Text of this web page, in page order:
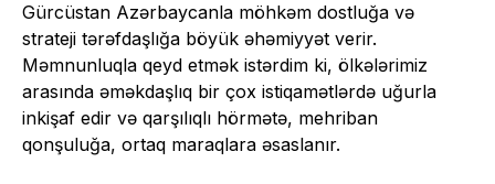
Gürcüstan Azərbaycanla möhkəm dostluğa və
strateji tərəfdaşlığa böyük əhəmiyyət verir.
Məmnunluqla qeyd etmək istərdim ki, ölkələrimiz
arasında əməkdaşlıq bir çox istiqamətlərdə uğurla
inkişaf edir və qarşılıqlı hörmətə, mehriban
qonşuluğa, ortaq maraqlara əsaslanır.